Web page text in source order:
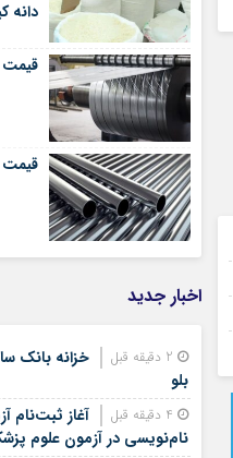
دانه
قیمت
قیمت
اخبار جدید
خزانه بانک
بلو
آغاز ثبت‌نام
نام‌نویسی در آزمون علوم